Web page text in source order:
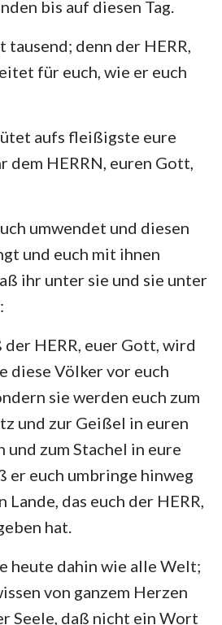
4 5 6
7
18 19 20
21
bis auf diesen Tag.
tausend; denn der HERR,
für euch, wie er euch
aufs fleißigste eure
dem HERRN, euren Gott,
umwendet und diesen
und euch mit ihnen
ihr unter sie und sie unter
der HERR, euer Gott, wird
diese Völker vor euch
sie werden euch zum
und zur Geißel in euren
und zum Stachel in eure
er euch umbringe hinweg
Lande, das euch der HERR,
hat.
heute dahin wie alle Welt;
von ganzem Herzen
Seele, daß nicht ein Wort